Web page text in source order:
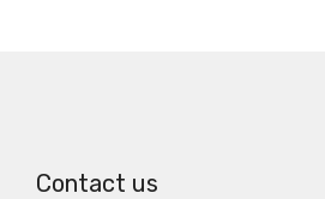
Contact us